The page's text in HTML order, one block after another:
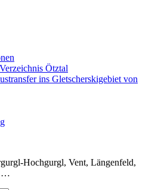
Ötztal
ins Gletscherskigebiet von
Hochgurgl, Vent, Längenfeld,
…